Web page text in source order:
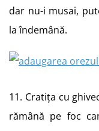
dar nu-i musai,
la îndemână.
11. Cratița cu
rămână pe foc